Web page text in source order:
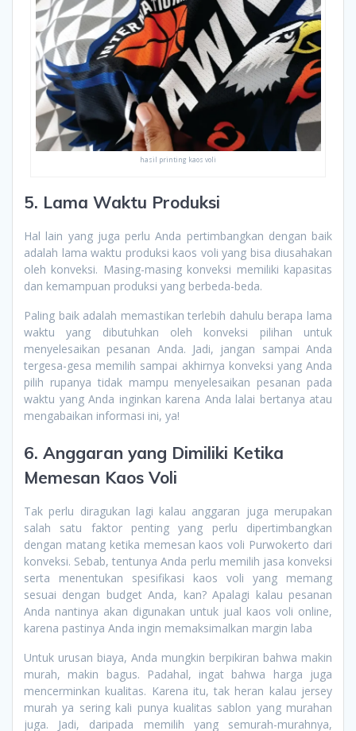
hasil printing kaos voli
5. Lama Waktu Produksi
Hal lain yang juga perlu Anda pertimbangkan dengan baik
adalah lama waktu produksi kaos voli yang bisa diusahakan
oleh konveksi. Masing-masing konveksi memiliki kapasitas
dan kemampuan produksi yang berbeda-beda.
Paling baik adalah memastikan terlebih dahulu berapa lama
waktu yang dibutuhkan oleh konveksi pilihan untuk
menyelesaikan pesanan Anda. Jadi, jangan sampai Anda
tergesa-gesa memilih sampai akhirnya konveksi yang Anda
pilih rupanya tidak mampu menyelesaikan pesanan pada
waktu yang Anda inginkan karena Anda lalai bertanya atau
mengabaikan informasi ini, ya!
6. Anggaran yang Dimiliki Ketika
Memesan Kaos Voli
Tak perlu diragukan lagi kalau anggaran juga merupakan
salah satu faktor penting yang perlu dipertimbangkan
dengan matang ketika memesan kaos voli Purwokerto dari
konveksi. Sebab, tentunya Anda perlu memilih jasa konveksi
serta menentukan spesifikasi kaos voli yang memang
sesuai dengan budget Anda, kan? Apalagi kalau pesanan
Anda nantinya akan digunakan untuk jual kaos voli online,
karena pastinya Anda ingin memaksimalkan margin laba
Untuk urusan biaya, Anda mungkin berpikiran bahwa makin
murah, makin bagus. Padahal, ingat bahwa harga juga
mencerminkan kualitas. Karena itu, tak heran kalau jersey
murah ya sering kali punya kualitas sablon yang murahan
juga. Jadi, daripada memilih yang semurah-murahnya,